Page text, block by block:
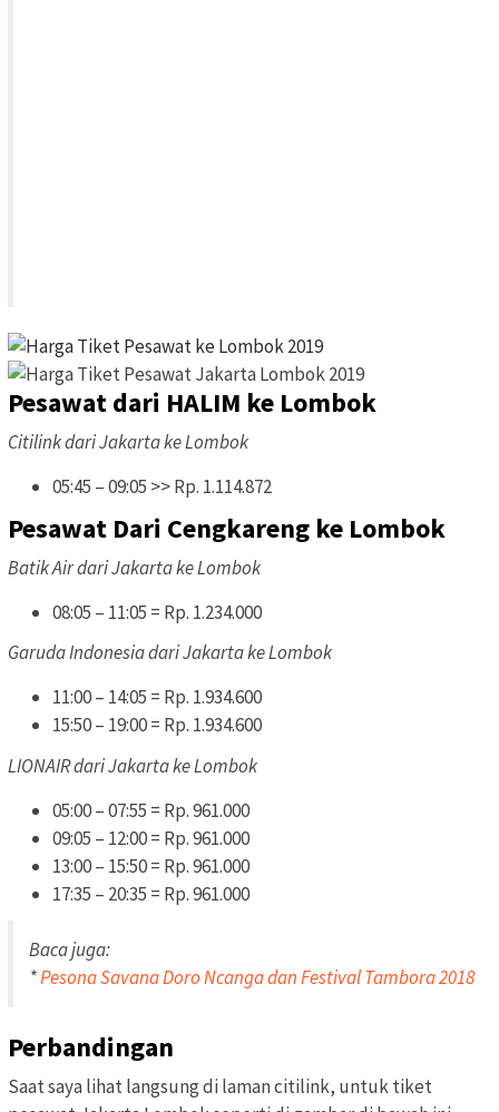
Pesawat dari HALIM ke Lombok
Citilink dari Jakarta ke Lombok
05:45 – 09:05 >> Rp. 1.114.872
Pesawat Dari Cengkareng ke Lombok
Batik Air dari Jakarta ke Lombok
08:05 – 11:05 = Rp. 1.234.000
Garuda Indonesia dari Jakarta ke Lombok
11:00 – 14:05 = Rp. 1.934.600
15:50 – 19:00 = Rp. 1.934.600
LIONAIR dari Jakarta ke Lombok
05:00 – 07:55 = Rp. 961.000
09:05 – 12:00 = Rp. 961.000
13:00 – 15:50 = Rp. 961.000
17:35 – 20:35 = Rp. 961.000
Baca juga:
*Pesona Savana Doro Ncanga dan Festival Tambora 2018
Perbandingan
Saat saya lihat langsung di laman citilink, untuk tiket